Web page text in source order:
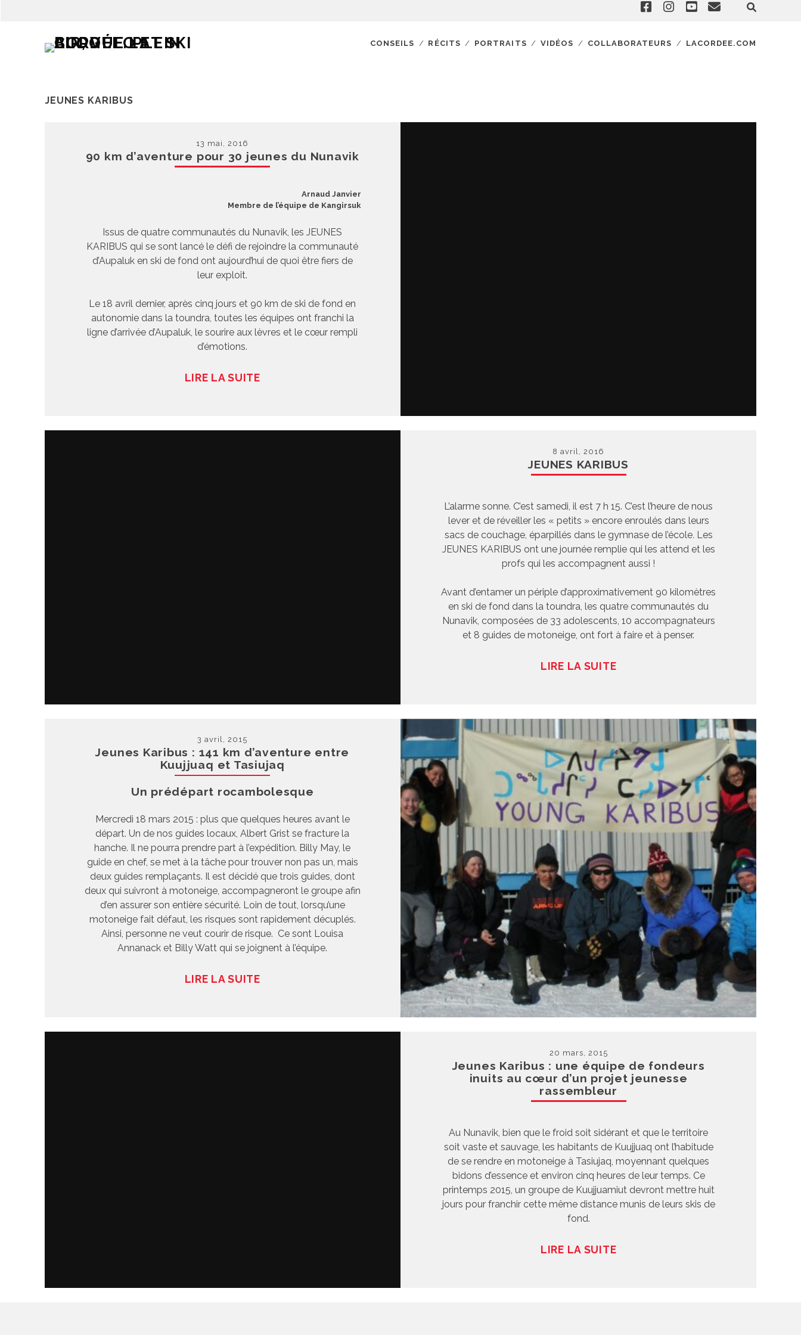
CONSEILS RÉCITS PORTRAITS VIDÉOS COLLABORATEURS LACORDEE.COM
JEUNES KARIBUS
13 mai, 2016
90 km d’aventure pour 30 jeunes du Nunavik
Arnaud Janvier
Membre de l’équipe de Kangirsuk
Issus de quatre communautés du Nunavik, les JEUNES
KARIBUS qui se sont lancé le défi de rejoindre la communauté
d’Aupaluk en ski de fond ont aujourd’hui de quoi être fiers de
leur exploit.
Le 18 avril dernier, après cinq jours et 90 km de ski de fond en
autonomie dans la toundra, toutes les équipes ont franchi la
ligne d’arrivée d’Aupaluk, le sourire aux lèvres et le cœur rempli
d’émotions.
LIRE LA SUITE
8 avril, 2016
JEUNES KARIBUS
L’alarme sonne. C’est samedi, il est 7 h 15. C’est l’heure de nous
lever et de réveiller les « petits » encore enroulés dans leurs
sacs de couchage, éparpillés dans le gymnase de l’école. Les
JEUNES KARIBUS ont une journée remplie qui les attend et les
profs qui les accompagnent aussi !
Avant d’entamer un périple d’approximativement 90 kilomètres
en ski de fond dans la toundra, les quatre communautés du
Nunavik, composées de 33 adolescents, 10 accompagnateurs
et 8 guides de motoneige, ont fort à faire et à penser.
LIRE LA SUITE
3 avril, 2015
Jeunes Karibus : 141 km d’aventure entre
Kuujjuaq et Tasiujaq
Un prédépart rocambolesque
Mercredi 18 mars 2015 : plus que quelques heures avant le
départ. Un de nos guides locaux, Albert Grist se fracture la
hanche. Il ne pourra prendre part à l’expédition. Billy May, le
guide en chef, se met à la tâche pour trouver non pas un, mais
deux guides remplaçants. Il est décidé que trois guides, dont
deux qui suivront à motoneige, accompagneront le groupe afin
d’en assurer son entière sécurité. Loin de tout, lorsqu’une
motoneige fait défaut, les risques sont rapidement décuplés.
Ainsi, personne ne veut courir de risque. Ce sont Louisa
Annanack et Billy Watt qui se joignent à l’équipe.
LIRE LA SUITE
20 mars, 2015
Jeunes Karibus : une équipe de fondeurs
inuits au cœur d’un projet jeunesse
rassembleur
Au Nunavik, bien que le froid soit sidérant et que le territoire
soit vaste et sauvage, les habitants de Kuujjuaq ont l’habitude
de se rendre en motoneige à Tasiujaq, moyennant quelques
bidons d’essence et environ cinq heures de leur temps. Ce
printemps 2015, un groupe de Kuujjuamiut devront mettre huit
jours pour franchir cette même distance munis de leurs skis de
fond.
LIRE LA SUITE